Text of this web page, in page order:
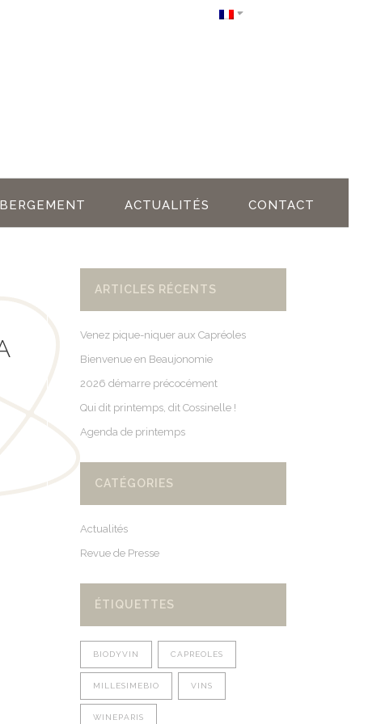
ACTUALITÉS CONTACT
ARTICLES RÉCENTS
Venez pique-niquer aux Capréoles
Bienvenue en Beaujonomie
2026 démarre précocément
Qui dit printemps, dit Cossinelle !
Agenda de printemps
CATÉGORIES
Actualités
Revue de Presse
ÉTIQUETTES
BIODYVIN CAPREOLES
MILLESIMEBIO VINS
WINEPARIS